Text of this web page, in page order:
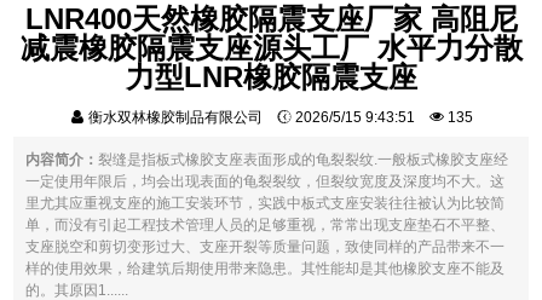
LNR400天然橡胶隔震支座厂家 高阻尼
减震橡胶隔震支座源头工厂 水平力分散
力型LNR橡胶隔震支座
衡水双林橡胶制品有限公司 2026/5/15 9:43:51 135
内容简介： 裂缝是指板式橡胶支座表面形成的龟裂裂纹.一般板式橡胶支座经
一定使用年限后，均会出现表面的龟裂裂纹，但裂纹宽度及深度均不大。这
里尤其应重视支座的施工安装环节，实践中板式支座安装往往被认为比较简
单，而没有引起工程技术管理人员的足够重视，常常出现支座垫石不平整、
支座脱空和剪切变形过大、支座开裂等质量问题，致使同样的产品带来不一
样的使用效果，给建筑后期使用带来隐患。其性能却是其他橡胶支座不能及
的。其原因1......